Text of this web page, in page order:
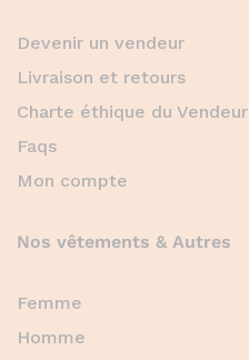
Devenir un vendeur
Livraison et retours
Charte éthique du Vendeur
Faqs
Mon compte
Nos vêtements & Autres
Femme
Homme